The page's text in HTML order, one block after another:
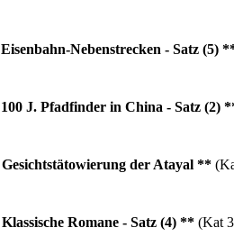
Eisenbahn-Nebenstrecken - Satz (5)
100 J. Pfadfinder in China - Satz (2)
Gesichtstätowierung der Atayal **
Klassische Romane - Satz (4) ** (Kat